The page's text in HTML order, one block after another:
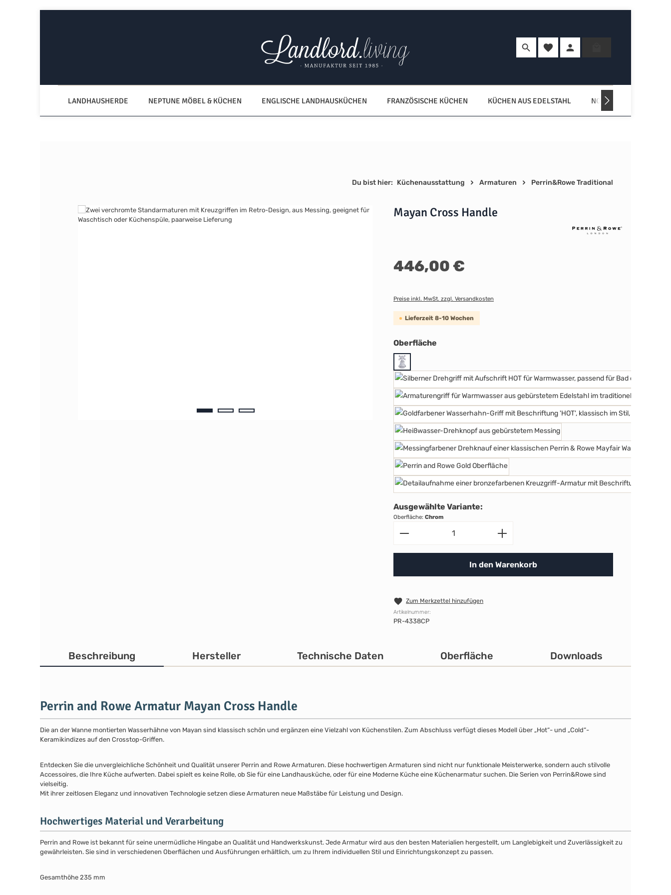
Du hast 0 Produkte auf dem Merkzettel
LANDHAUSHERDE NEPTUNE MÖBEL & KÜCHEN ENGLISCHE LANDHAUSKÜCHEN FRANZÖSISCHE KÜCHEN KÜCHEN AUS EDELSTAHL NORDISCHE KÜCHEN
Du bist hier: Küchenausstattung Armaturen Perrin&Rowe Traditional
Bildergalerie überspringen Mayan Cross Handle
Regulärer Preis:
446,00 €
Preise inkl. MwSt. zzgl. Versandkosten
Lieferzeit 8-10 Wochen
Oberfläche
Chrom
Messing poliert
Messing satiniert
Ausgewählte Variante:
Oberfläche: Chrom
Produkt Anzahl: Gib den gewünschten Wert ein
In den Warenkorb
Zum Merkzettel hinzufügen
Artikelnummer:
PR-4338CP
Beschreibung Hersteller Technische Daten Oberfläche Downloads
Perrin and Rowe Armatur Mayan Cross Handle
Die an der Wanne montierten Wasserhähne von Mayan sind klassisch schön und ergänzen eine Vielzahl von Küchenstilen. Zum Abschluss verfügt dieses Modell über „Hot“- und „Cold“-
Keramikindizes auf den Crosstop-Griffen.
Entdecken Sie die unvergleichliche Schönheit und Qualität unserer Perrin and Rowe Armaturen. Diese hochwertigen Armaturen sind nicht nur funktionale Meisterwerke, sondern auch stilvolle
Accessoires, die Ihre Küche aufwerten. Dabei spielt es keine Rolle, ob Sie für eine Landhausküche, oder für eine Moderne Küche eine Küchenarmatur suchen. Die Serien von Perrin&Rowe sind
vielseitig.
Mit ihrer zeitlosen Eleganz und innovativen Technologie setzen diese Armaturen neue Maßstäbe für Leistung und Design.
Hochwertiges Material und Verarbeitung
Perrin and Rowe ist bekannt für seine unermüdliche Hingabe an Qualität und Handwerkskunst. Jede Armatur wird aus den besten Materialien hergestellt, um Langlebigkeit und Zuverlässigkeit zu
gewährleisten. Sie sind in verschiedenen Oberflächen und Ausführungen erhältlich, um zu Ihrem individuellen Stil und Einrichtungskonzept zu passen.
Gesamthöhe 235 mm